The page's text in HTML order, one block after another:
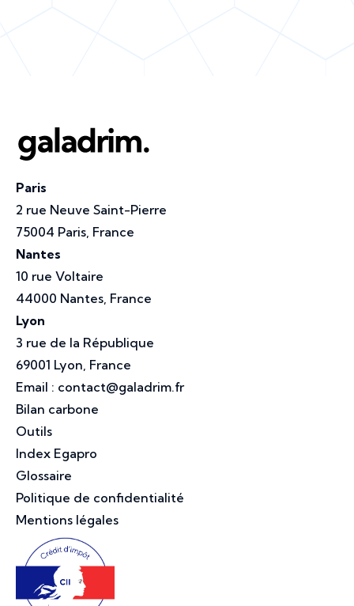
Paris
2 rue Neuve Saint-Pierre
75004 Paris, France
Nantes
10 rue Voltaire
44000 Nantes, France
Lyon
3 rue de la République
69001 Lyon, France
Email : contact@galadrim.fr
Bilan carbone
Outils
Index Egapro
Glossaire
Politique de confidentialité
Mentions légales